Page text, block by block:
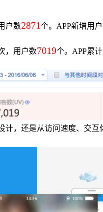
户数2871个。APP新增用户
，用户数7019个。APP累
，还是从访问速度、交互